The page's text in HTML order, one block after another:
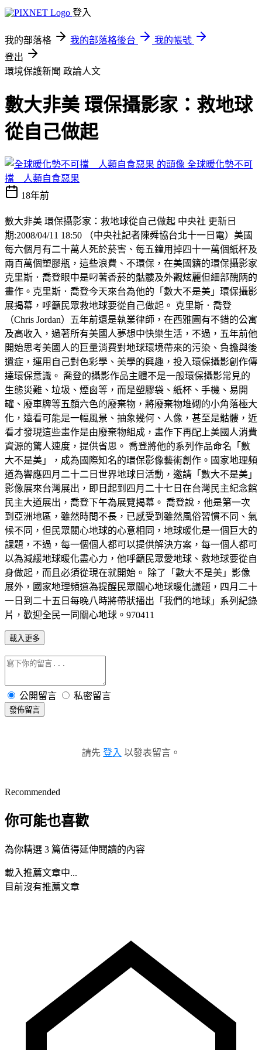
登入
我的部落格 我的部落格後台
我的帳號
登出
環境保護新聞 政論人文
數大非美 環保攝影家：救地球
從自己做起
全球暖化勢不可
擋 人類自食惡果
18年前
數大非美 環保攝影家：救地球從自己做起 中央社 更新日
期:2008/04/11 18:50 （中央社記者陳舜協台北十一日電）美國
每六個月有二十萬人死於菸害、每五鐘用掉四十一萬個紙杯及
兩百萬個塑膠瓶，這些浪費、不環保，在美國籍的環保攝影家
克里斯．喬登眼中是叼著香菸的骷髏及外觀炫麗但細部醜陃的
畫作。克里斯．喬登今天來台為他的「數大不是美」環保攝影
展揭幕，呼籲民眾救地球要從自己做起。 克里斯．喬登
（Chris Jordan）五年前還是執業律師，在西雅圖有不錯的公寓
及高收入，過著所有美國人夢想中快樂生活，不過，五年前他
開始思考美國人的巨量消費對地球環境帶來的污染、負擔與後
遺症，運用自己對色彩學、美學的興趣，投入環保攝影創作傳
達環保意識。 喬登的攝影作品主體不是一般環保攝影常見的
生態災難、垃圾、煙囪等，而是塑膠袋、紙杯、手機、易開
罐、廢車牌等五顏六色的廢棄物，將廢棄物堆砌的小角落極大
化，遠看可能是一幅風景、抽象幾何、人像，甚至是骷髏，近
看才發現這些畫作是由廢棄物組成，畫作下再配上美國人消費
資源的驚人速度，提供省思。 喬登將他的系列作品命名「數
大不是美」，成為國際知名的環保影像藝術創作。國家地理頻
道為響應四月二十二日世界地球日活動，邀請「數大不是美」
影像展來台灣展出，即日起到四月二十七日在台灣民主紀念館
民主大道展出，喬登下午為展覽揭幕。 喬登說，他是第一次
到亞洲地區，雖然時間不長，已感受到雖然風俗習慣不同、氣
候不同，但民眾關心地球的心意相同，地球暖化是一個巨大的
課題，不過，每一個個人都可以提供解決方案，每一個人都可
以為減緩地球暖化盡心力，他呼籲民眾愛地球、救地球要從自
身做起，而且必須從現在就開始。 除了「數大不是美」影像
展外，國家地理頻道為提醒民眾關心地球暖化議題，四月二十
一日到二十五日每晚八時將帶狀播出「我們的地球」系列紀錄
片，歡迎全民一同關心地球。970411
載入更多
公開留言 私密留言
發佈留言
請先 登入 以發表留言。
Recommended
你可能也喜歡
為你精選 3 篇值得延伸閱讀的內容
載入推薦文章中...
目前沒有推薦文章